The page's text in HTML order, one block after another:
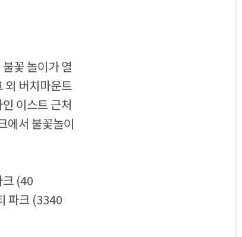
꽃 놀이가 열
외 버치마운트
이스트 근처
에서 불꽃놀이
(40
파크 (3340